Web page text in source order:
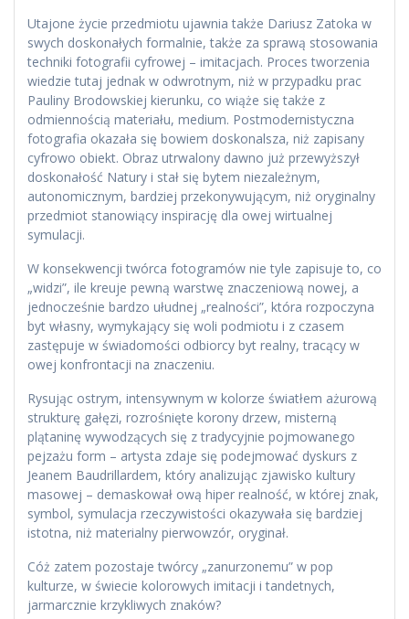
Utajone życie przedmiotu ujawnia także Dariusz Zatoka w
swych doskonałych formalnie, także za sprawą stosowania
techniki fotografii cyfrowej – imitacjach. Proces tworzenia
wiedzie tutaj jednak w odwrotnym, niż w przypadku prac
Pauliny Brodowskiej kierunku, co wiąże się także z
odmiennością materiału, medium. Postmodernistyczna
fotografia okazała się bowiem doskonalsza, niż zapisany
cyfrowo obiekt. Obraz utrwalony dawno już przewyższył
doskonałość Natury i stał się bytem niezależnym,
autonomicznym, bardziej przekonywującym, niż oryginalny
przedmiot stanowiący inspirację dla owej wirtualnej
symulacji.
W konsekwencji twórca fotogramów nie tyle zapisuje to, co
„widzi”, ile kreuje pewną warstwę znaczeniową nowej, a
jednocześnie bardzo ułudnej „realności”, która rozpoczyna
byt własny, wymykający się woli podmiotu i z czasem
zastępuje w świadomości odbiorcy byt realny, tracący w
owej konfrontacji na znaczeniu.
Rysując ostrym, intensywnym w kolorze światłem ażurową
strukturę gałęzi, rozrośnięte korony drzew, misterną
plątaninę wywodzących się z tradycyjnie pojmowanego
pejzażu form – artysta zdaje się podejmować dyskurs z
Jeanem Baudrillardem, który analizując zjawisko kultury
masowej – demaskował ową hiper realność, w której znak,
symbol, symulacja rzeczywistości okazywała się bardziej
istotna, niż materialny pierwowzór, oryginał.
Cóż zatem pozostaje twórcy „zanurzonemu” w pop
kulturze, w świecie kolorowych imitacji i tandetnych,
jarmarcznie krzykliwych znaków?